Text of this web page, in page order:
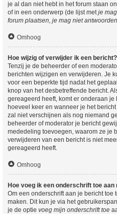
je al dan niet hebt in het forum staan
of in een onderwerp (de lijst metje
forum plaatsen, je mag niet
Omhoog
Hoe wijzig of verwijder ik een bericht?
Tenzij je de beheerder of een
berichten wijzigen en verwijderen. Je
voor een beperkte tijd nadat het
knop van het desbetreffende bericht.
gereageerd heeft, komt er onderaan
hoeveel keer en wanneer je het
zal niet verschijnen als nog niemand
beheerder of moderator je bericht
mededeling toevoegen, waarom ze je
verwijderen van een bericht is niet
gereageerd heeft.
Omhoog
Hoe voeg ik een onderschrift toe aan
Om een onderschrift aan je bericht toe
maken. Dit kun je via het
je de optie voeg mijn onderschrift toe